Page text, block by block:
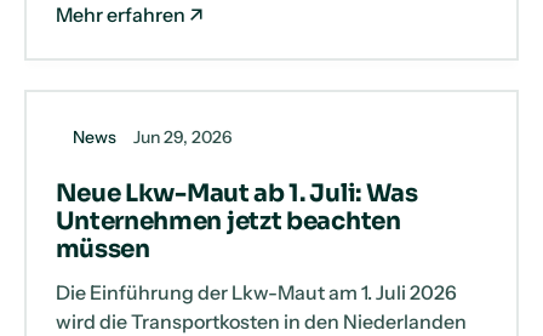
Mehr erfahren
News Jun 29, 2026
Neue Lkw-Maut ab 1. Juli: Was
Unternehmen jetzt beachten
müssen
Die Einführung der Lkw-Maut am 1. Juli 2026
wird die Transportkosten in den Niederlanden